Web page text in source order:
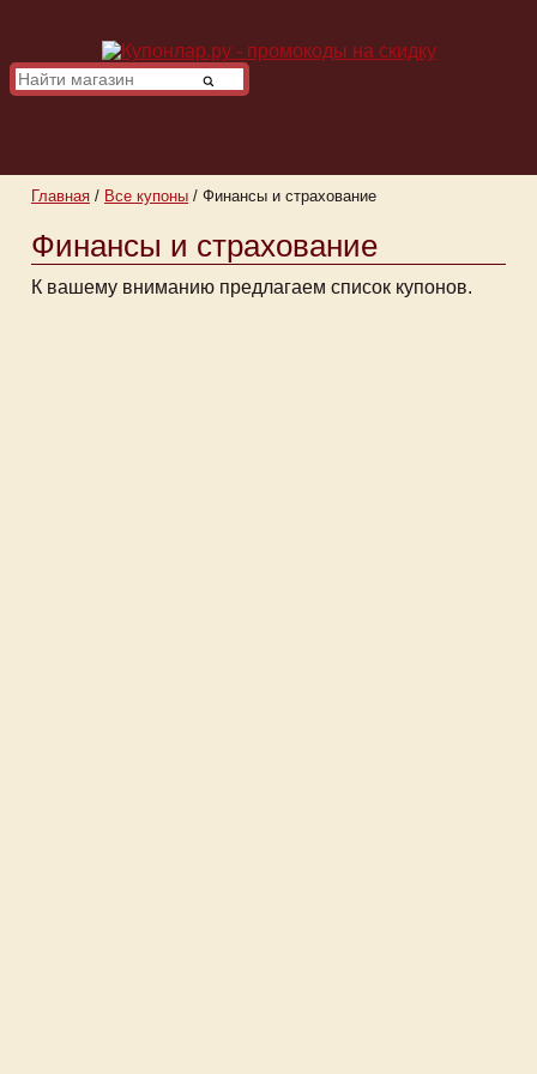
Главная / Все купоны / Финансы и страхование
Финансы и страхование
К вашему вниманию предлагаем список купонов.